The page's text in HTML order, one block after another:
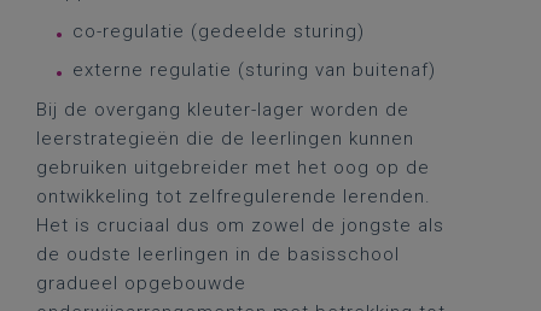
co-regulatie (gedeelde sturing)
externe regulatie (sturing van buitenaf)
Bij de overgang kleuter-lager worden de
leerstrategieën die de leerlingen kunnen
gebruiken uitgebreider met het oog op de
ontwikkeling tot zelfregulerende lerenden.
Het is cruciaal dus om zowel de jongste als
de oudste leerlingen in de basisschool
gradueel opgebouwde